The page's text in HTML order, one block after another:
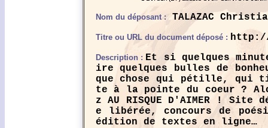
Nom du déposant :TALAZAC
Titre ou URL du document déposé : http://
Description : Et si quelques
ire quelques bulles de
que chose qui pétille,
te à la pointe du coeur ?
z AU RISQUE D'AIMER !
e libérée, concours de
édition de textes en ligne…